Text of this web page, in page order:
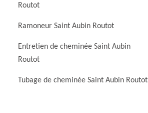
Routot
Ramoneur Saint Aubin Routot
Entretien de cheminée Saint Aubin
Routot
Tubage de cheminée Saint Aubin Routot